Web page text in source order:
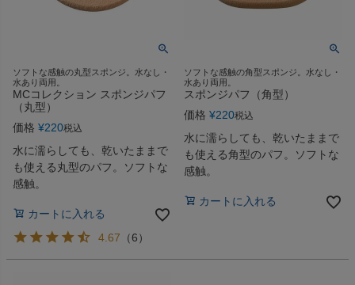
ソフトな感触の丸型スポンジ。水なし・
水あり両用。
MCコレクション スポンジパフ
（丸型）
価格 ¥220税込
水に濡らしても、乾いたままで
も使える丸型のパフ。ソフトな
感触。
カートに入れる
4.67 （6）
ソフトな感触の角型スポンジ。水なし・
水あり両用。
スポンジパフ（角型）
価格 ¥220税込
水に濡らしても、乾いたままで
も使える角型のパフ。ソフトな
感触。
カートに入れる